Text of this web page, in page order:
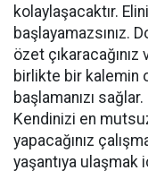
kolaylaşacaktır.
başlayamazsınız.
özet
birlikte bir kalemin
başlamanızı sağlar.
Kendinizi en
yapacağınız
yaşantıya ulaşmak